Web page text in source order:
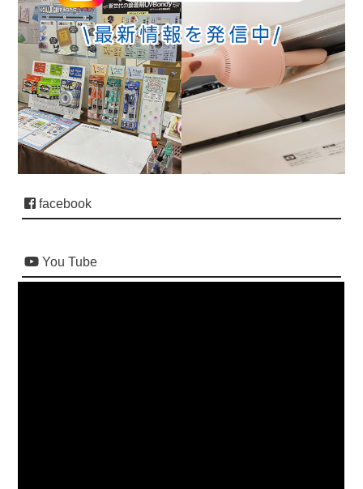
facebook
You Tube